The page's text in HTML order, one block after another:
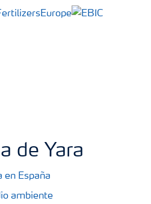
de Yara
en España
ambiente